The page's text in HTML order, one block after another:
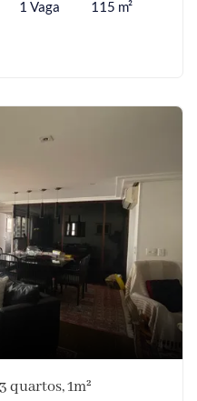
1 Vaga 115 m²
quartos, 1m²